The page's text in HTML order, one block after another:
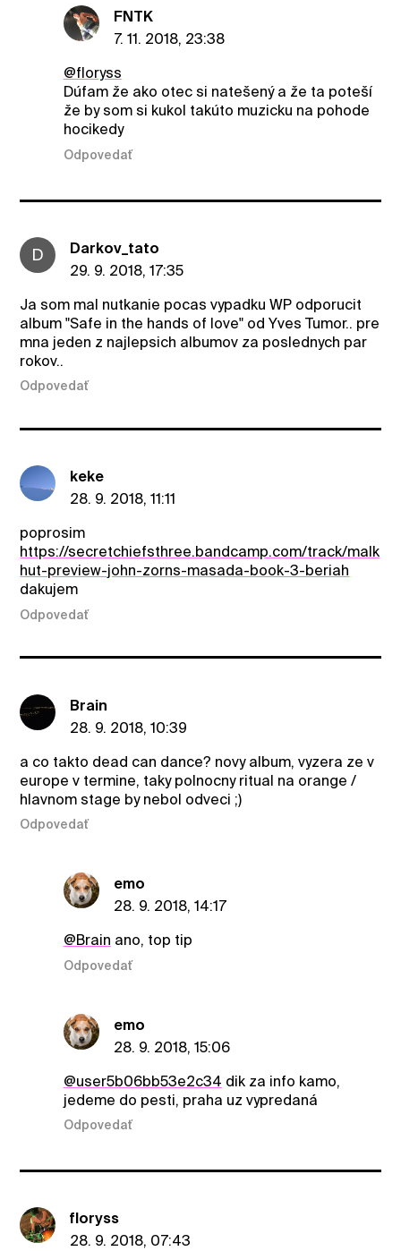
FNTK
7. 11. 2018, 23:38
@floryss
Dúfam že ako otec si natešený a že ta poteší
že by som si kukol takúto muzicku na pohode
hocikedy
Odpovedať
D
Darkov_tato
29. 9. 2018, 17:35
Ja som mal nutkanie pocas vypadku WP odporucit
album "Safe in the hands of love" od Yves Tumor.. pre
mna jeden z najlepsich albumov za poslednych par
rokov..
Odpovedať
keke
28. 9. 2018, 11:11
poprosim
https://secretchiefsthree.bandcamp.com/track/malk
hut-preview-john-zorns-masada-book-3-beriah
dakujem
Odpovedať
Brain
28. 9. 2018, 10:39
a co takto dead can dance? novy album, vyzera ze v
europe v termine, taky polnocny ritual na orange /
hlavnom stage by nebol odveci ;)
Odpovedať
emo
28. 9. 2018, 14:17
@Brain ano, top tip
Odpovedať
emo
28. 9. 2018, 15:06
@user5b06bb53e2c34 dik za info kamo,
jedeme do pesti, praha uz vypredaná
Odpovedať
floryss
28. 9. 2018, 07:43